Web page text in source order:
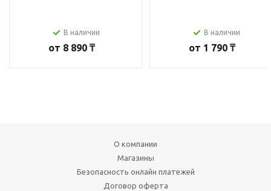
В наличии
от 8 890 ₸
В наличии
от 1 790 ₸
О компании
Магазины
Безопасность онлайн платежей
Договор оферта